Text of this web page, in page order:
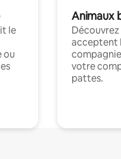
le
ou
Animaux
acceptent
votre
pattes.